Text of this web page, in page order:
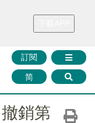
財華證券 媒體矩陣
訂閱
简
銷第